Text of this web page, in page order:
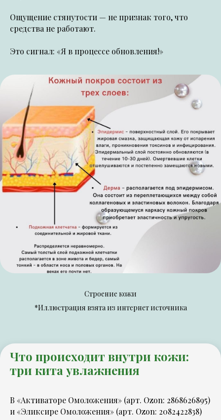
Ощущение стянутости — не признак того, что
средства не работают.
Это сигнал: «Я в процессе обновления!»
Строение кожи
*Иллюстрация взята из интернет источника
Что происходит внутри кожи:
три кита увлажнения
В «Активаторе Омоложения» (арт. Ozon: 2868626895)
и «Эликсире Омоложения» (арт. Ozon: 2082422838)